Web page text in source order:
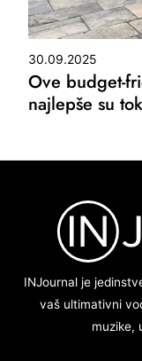
30.09.2025
Ove budget-
najlepše su
INJournal je
vaš ultimativni
muzike,